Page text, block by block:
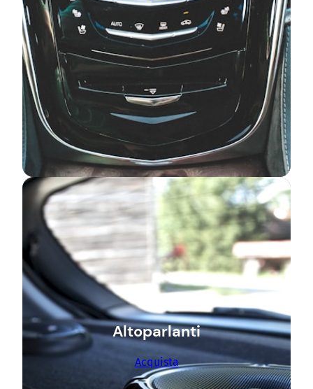
Altoparlanti
Acquista